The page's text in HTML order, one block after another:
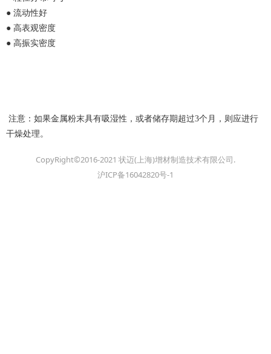
● 流动性好
● 高表观密度
● 高振实密度
注意：如果金属粉末具有吸湿性，或者储存期超过3个月，则应进行
干燥处理。
CopyRight©2016-2021 状迈(上海)增材制造技术有限公司.
沪ICP备16042820号-1